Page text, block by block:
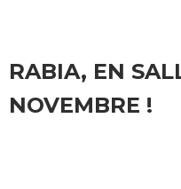
RABIA, EN
NOVEMBRE !